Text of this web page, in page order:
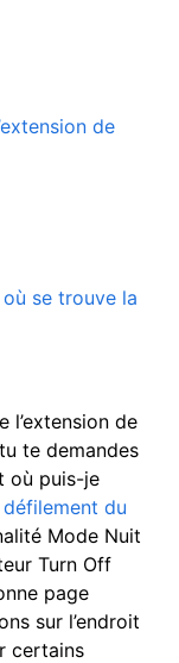
de
se trouve la
l’extension de
te demandes
où puis-je
du
Mode Nuit
Turn Off
page
sur l’endroit
certains